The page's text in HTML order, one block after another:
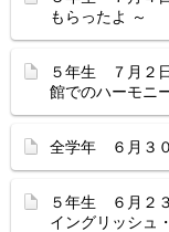
もらったよ ～
５年生 ７月２
館でのハーモニ
全学年 ６月３
５年生 ６月２
イングリッシュ